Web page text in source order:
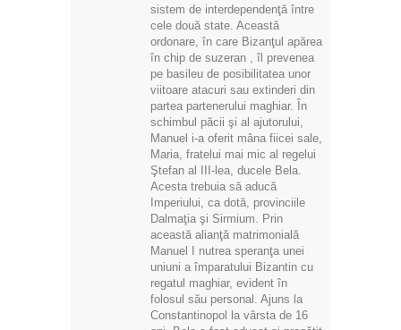
sistem de interdependenţă între
cele două state. Această
ordonare, în care Bizanţul apărea
în chip de suzeran , îl prevenea
pe basileu de posibilitatea unor
viitoare atacuri sau extinderi din
partea partenerului maghiar. În
schimbul păcii şi al ajutorului,
Manuel i-a oferit mâna fiicei sale,
Maria, fratelui mai mic al regelui
Ştefan al III-lea, ducele Bela.
Acesta trebuia să aducă
Imperiului, ca dotă, provinciile
Dalmaţia şi Sirmium. Prin
această alianţă matrimonială
Manuel I nutrea speranţa unei
uniuni a împaratului Bizantin cu
regatul maghiar, evident în
folosul său personal. Ajuns la
Constantinopol la vârsta de 16